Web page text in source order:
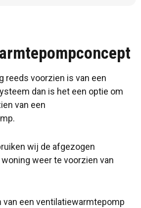
reeds voorzien is van een
dan is het een optie om
van een
wij de afgezogen
weer te voorzien van
van een ventilatiewarmtepomp